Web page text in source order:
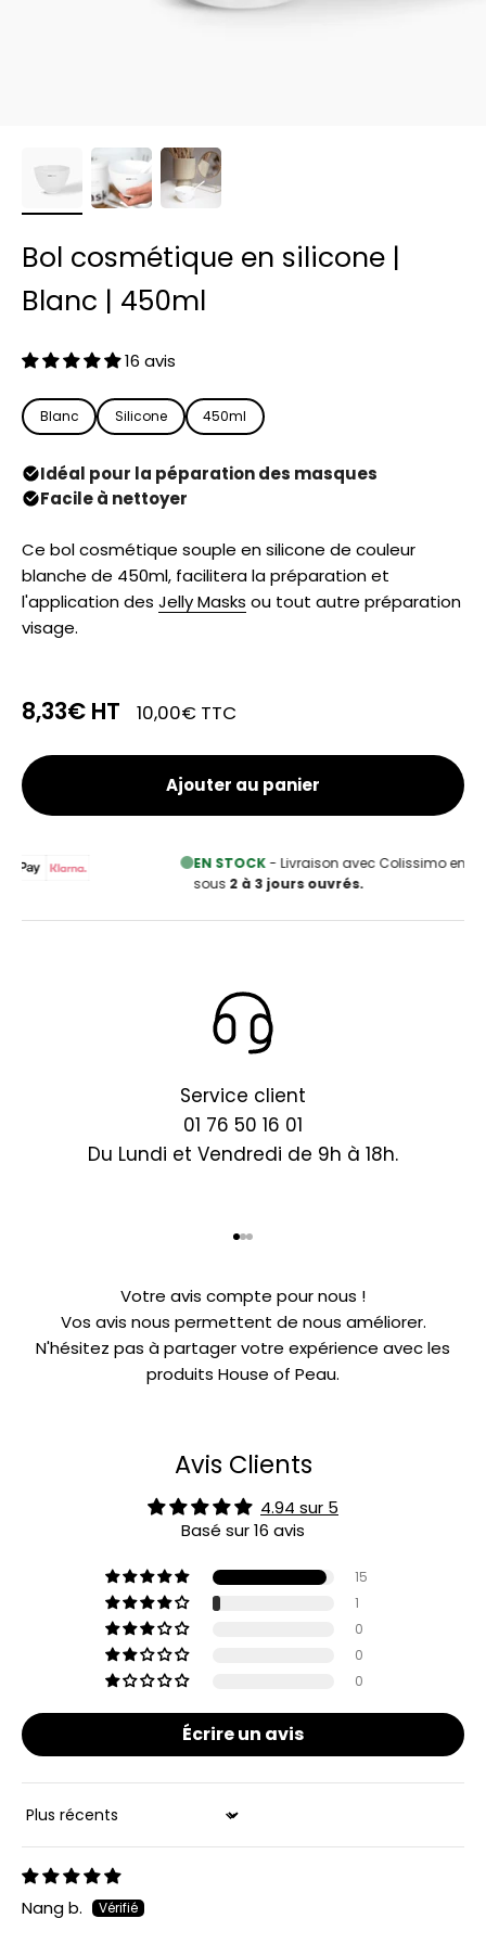
Bol cosmétique en silicone |
Blanc | 450ml
16 avis
Blanc Silicone 450ml
Idéal pour la péparation des masques
Facile à nettoyer
Ce bol cosmétique souple en silicone de couleur
blanche de 450ml, facilitera la préparation et
l'application des Jelly Masks ou tout autre préparation
visage.
8,33€ HT 10,00€ TTC
Ajouter au panier
EN STOCK
- Livraison avec Colissimo en France Métropolitaine
2 à 3 jours ouvrés.
Service client
01 76 50 16 01
Du Lundi et Vendredi de 9h à 18h.
Votre avis compte pour nous !
Vos avis nous permettent de nous améliorer.
N'hésitez pas à partager votre expérience avec les
produits House of Peau.
Avis Clients
4.94 sur 5
Basé sur 16 avis
15
1
0
0
0
Écrire un avis
Sort by
Nang b.